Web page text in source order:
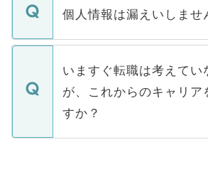
■応募殺到を避けるため 人
関を公にしてしまうと、応
に、医療機関が求める条件
みを人材紹介会社に依頼す
ています。
ん。また、仮に応募先から
定を承諾する必要はありま
の辞退の連絡はキャリアパ
個人情報は漏えいしませ
個人情報が漏えいすること
で、ご安心ください。当サ
などで収集したご登録者様
ご本人のキャリアアップお
支援を目的に使用いたしま
ているすべての個人データ
いますぐ転職は考えてい
が、これからのキャリア
すか？